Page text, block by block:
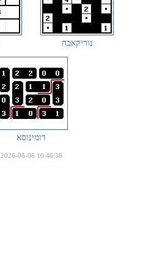
נוריקאבה
דומינוסא
2026-08-06 10:46:38